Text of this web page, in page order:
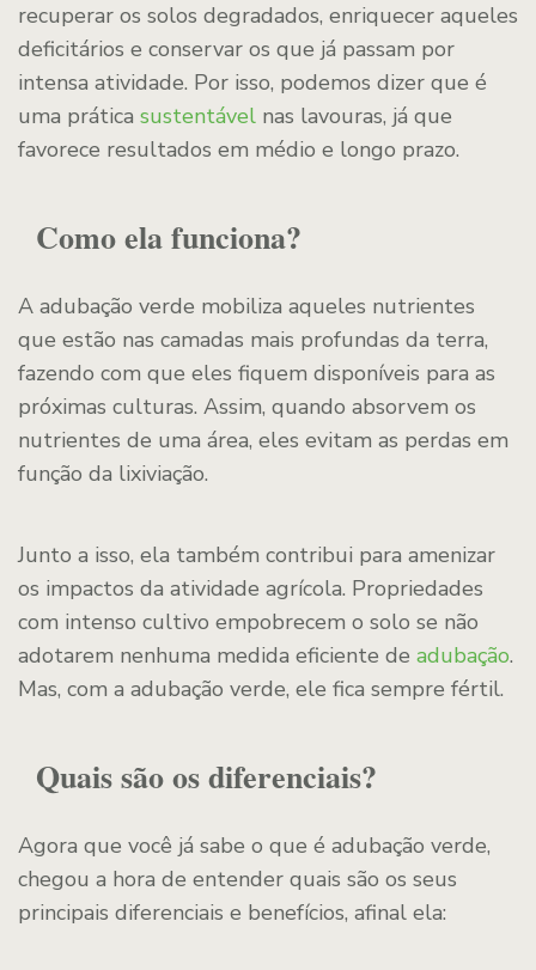
recuperar os solos degradados, enriquecer aqueles
deficitários e conservar os que já passam por
intensa atividade. Por isso, podemos dizer que é
uma prática sustentável nas lavouras, já que
favorece resultados em médio e longo prazo.
Como ela funciona?
A adubação verde mobiliza aqueles nutrientes
que estão nas camadas mais profundas da terra,
fazendo com que eles fiquem disponíveis para as
próximas culturas. Assim, quando absorvem os
nutrientes de uma área, eles evitam as perdas em
função da lixiviação.
Junto a isso, ela também contribui para amenizar
os impactos da atividade agrícola. Propriedades
com intenso cultivo empobrecem o solo se não
adotarem nenhuma medida eficiente de adubação.
Mas, com a adubação verde, ele fica sempre fértil.
Quais são os diferenciais?
Agora que você já sabe o que é adubação verde,
chegou a hora de entender quais são os seus
principais diferenciais e benefícios, afinal ela: